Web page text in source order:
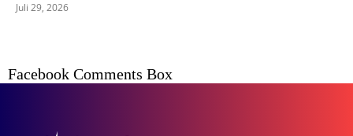
Juli 29, 2026
Facebook Comments Box